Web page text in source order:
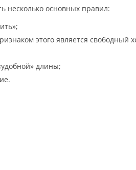
несколько основных правил:
этого является свободный
длины;